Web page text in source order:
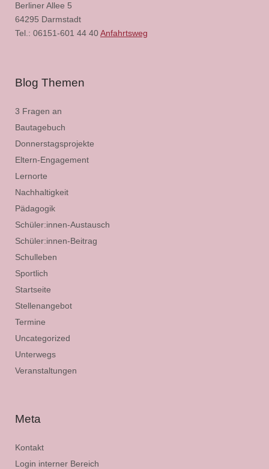
Berliner Allee 5
64295 Darmstadt
Tel.: 06151-601 44 40Anfahrtsweg
Blog Themen
3 Fragen an
Bautagebuch
Donnerstagsprojekte
Eltern-Engagement
Lernorte
Nachhaltigkeit
Pädagogik
Schüler:innen-Austausch
Schüler:innen-Beitrag
Schulleben
Sportlich
Startseite
Stellenangebot
Termine
Uncategorized
Unterwegs
Veranstaltungen
Meta
Kontakt
Login interner Bereich